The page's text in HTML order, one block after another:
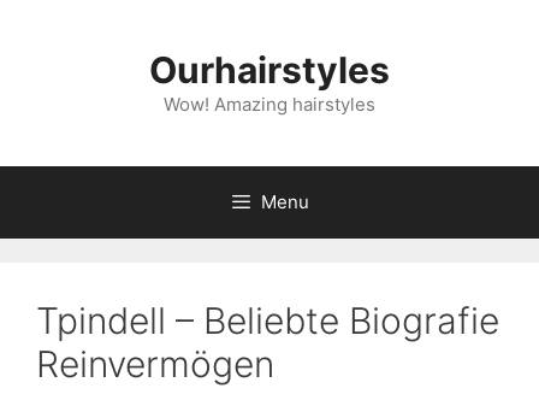
Ourhairstyles
Wow! Amazing hairstyles
Menu
Tpindell – Beliebte Biografie
Reinvermögen